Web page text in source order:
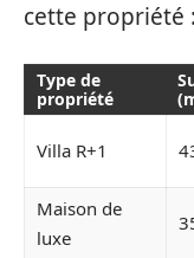
cette propriété :
Type de
propriété
Villa R+1
Maison de
luxe